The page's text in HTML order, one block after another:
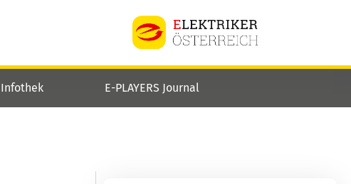
E-PLAYERS Journal